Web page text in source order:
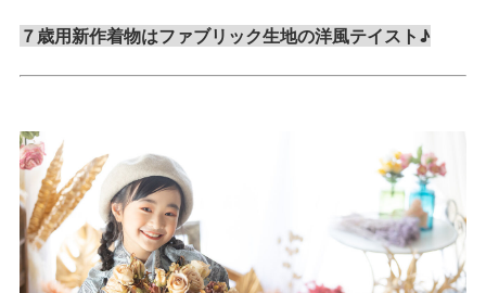
７歳用新作着物はファブリック生地の洋風テイスト♪